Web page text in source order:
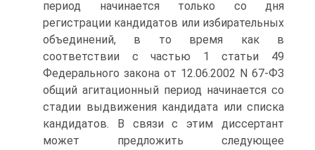
период начинается только со дня
регистрации кандидатов или избирательных
объединений, в то время как в
соответствии с частью 1 статьи 49
Федерального закона от 12.06.2002 N 67-ФЗ
общий агитационный период начинается со
стадии выдвижения кандидата или списка
кандидатов. В связи с этим диссертант
может предложить следующее